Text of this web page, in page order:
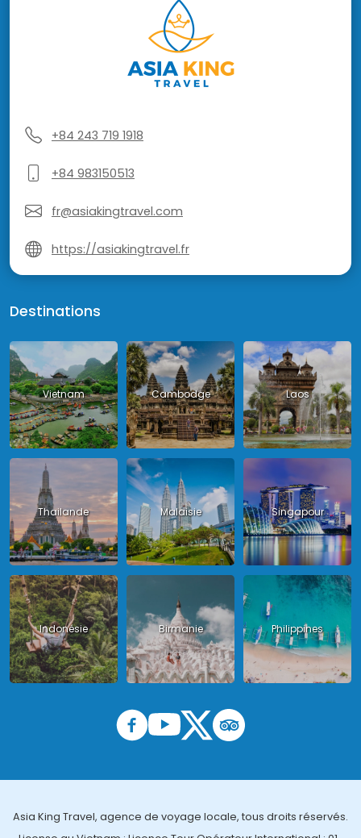
+84 243 719 1918
+84 983150513
fr@asiakingtravel.com
https://asiakingtravel.fr
Destinations
Vietnam Cambodge Laos
Thailande Malaisie Singapour
Indonésie Birmanie Philippines
Asia King Travel, agence de voyage locale, tous droits réservés.